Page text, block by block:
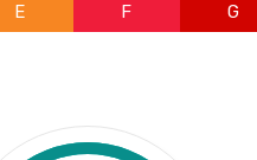
E F G